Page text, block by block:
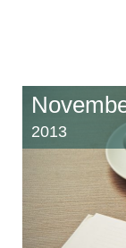
2013